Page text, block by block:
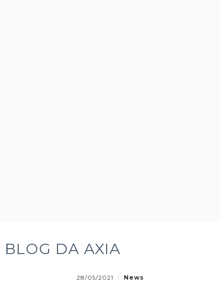
BLOG DA AXIA
28/05/2021 News